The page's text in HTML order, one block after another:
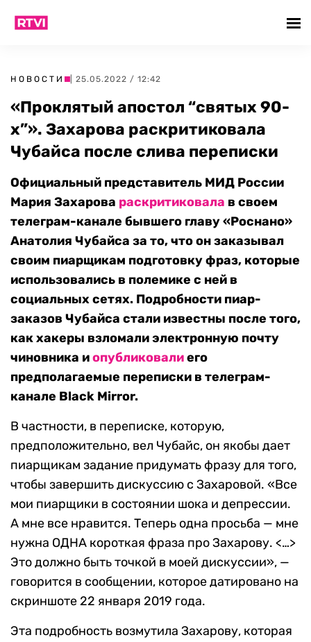
НОВОСТИ | 25.05.2022 / 12:42
«Проклятый апостол “святых 90-
х”». Захарова раскритиковала
Чубайса после слива переписки
Официальный представитель МИД России
Мария Захарова раскритиковала в своем
телеграм-канале бывшего главу «Роснано»
Анатолия Чубайса за то, что он заказывал
своим пиарщикам подготовку фраз, которые
использовались в полемике с ней в
социальных сетях. Подробности пиар-
заказов Чубайса стали известны после того,
как хакеры взломали электронную почту
чиновника иопубликовалиего
предполагаемые переписки в телеграм-
канале Black Mirror.
В частности, в переписке, которую,
предположительно, вел Чубайс, он якобы дает
пиарщикам задание придумать фразу для того,
чтобы завершить дискуссию с Захаровой. «Все
мои пиарщики в состоянии шока и депрессии.
А мне все нравится. Теперь одна просьба — мне
нужна ОДНА короткая фраза про Захарову. <…>
Это должно быть точкой в моей дискуссии», —
говорится в сообщении, которое датировано на
скриншоте 22 января 2019 года.
Эта подробность возмутила Захарову, которая